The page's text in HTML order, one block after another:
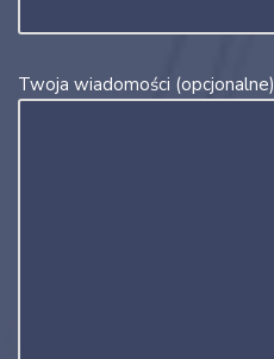
Twoja wiadomości (opcjonalne)